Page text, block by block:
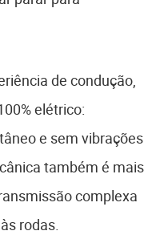
de condução,
elétrico:
e sem vibrações
também é mais
complexa
rodas.